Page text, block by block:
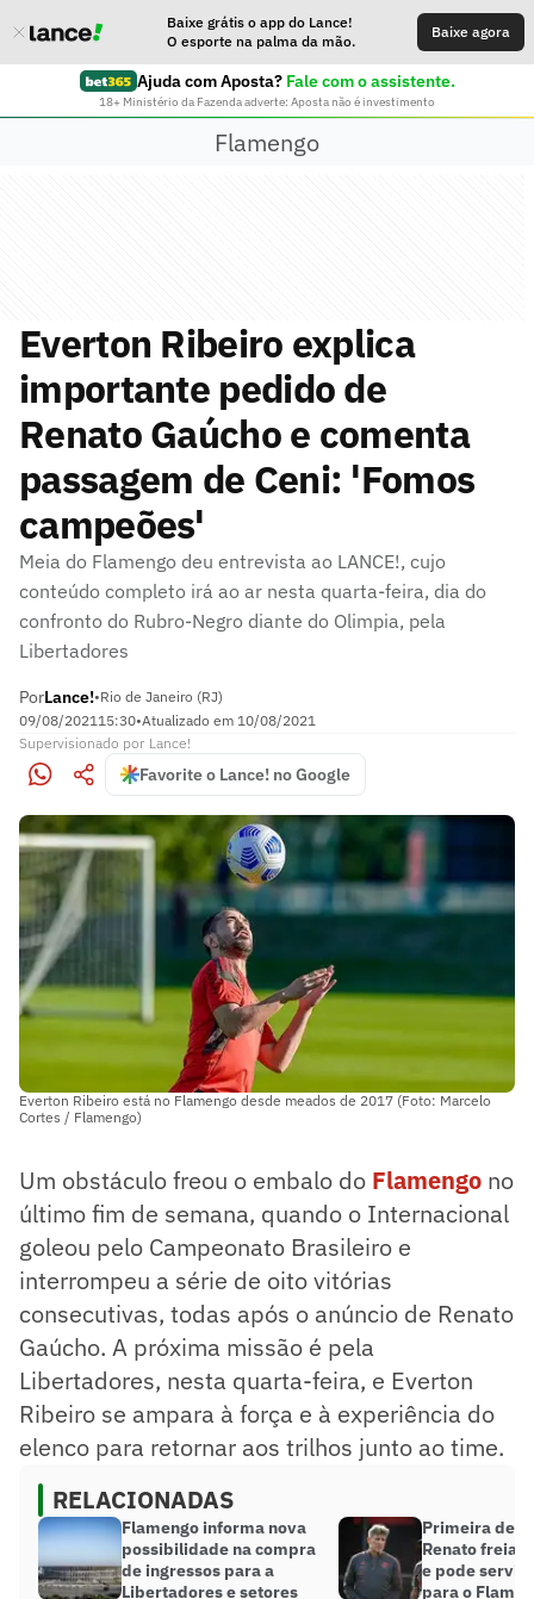
Baixe grátis o app do Lance!
O esporte na palma da mão.
Baixe agora
Ajuda com Aposta? Fale com o assistente.
18+ Ministério da Fazenda adverte: Aposta não é investimento
Flamengo
Everton Ribeiro explica
importante pedido de
Renato Gaúcho e comenta
passagem de Ceni: 'Fomos
campeões'
Meia do Flamengo deu entrevista ao LANCE!, cujo
conteúdo completo irá ao ar nesta quarta-feira, dia do
confronto do Rubro-Negro diante do Olimpia, pela
Libertadores
PorLance!•Rio de Janeiro (RJ)
09/08/202115:30•Atualizado em 10/08/2021
Supervisionado por Lance!
Favorite o Lance! no Google
Everton Ribeiro está no Flamengo desde meados de 2017 (Foto: Marcelo
Cortes / Flamengo)
Um obstáculo freou o embalo do Flamengo no
último fim de semana, quando o Internacional
goleou pelo Campeonato Brasileiro e
interrompeu a série de oito vitórias
consecutivas, todas após o anúncio de Renato
Gaúcho. A próxima missão é pela
Libertadores, nesta quarta-feira, e Everton
Ribeiro se ampara à força e à experiência do
elenco para retornar aos trilhos junto ao time.
RELACIONADAS
Flamengo informa nova
possibilidade na compra
de ingressos para a
Libertadores e setores
Primeira
Renato freia
e pode servir
para o